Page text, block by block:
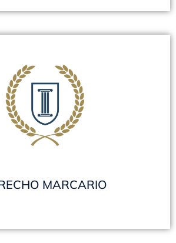
MARCARIO
MARCARIO
y Patentes - Modelos de
y Diseños Industriales
VER TODOS